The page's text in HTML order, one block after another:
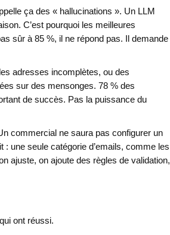
ça des « hallucinations ». Un LLM
C’est pourquoi les meilleures
sûr à 85 %, il ne répond pas. Il demande
adresses incomplètes, ou des
sur des mensonges. 78 % des
de succès. Pas la puissance du
commercial ne saura pas configurer un
une seule catégorie d’emails, comme les
ajuste, on ajoute des règles de validation,
ont réussi.